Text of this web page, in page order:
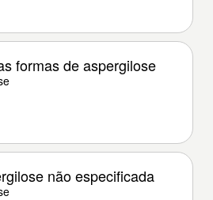
formas de aspergilose
não especificada